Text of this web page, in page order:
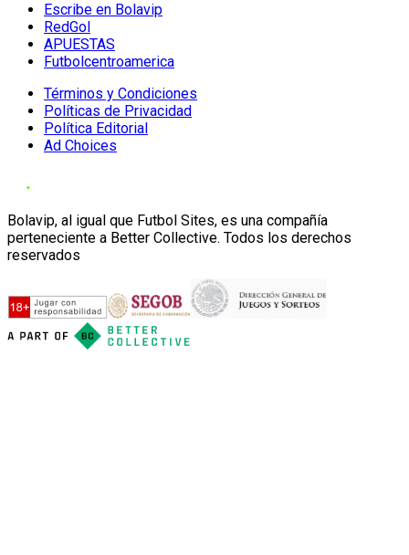
Escribe en Bolavip
RedGol
APUESTAS
Futbolcentroamerica
Términos y Condiciones
Políticas de Privacidad
Política Editorial
Ad Choices
Bolavip, al igual que Futbol Sites, es una compañía
perteneciente a Better Collective. Todos los derechos
reservados